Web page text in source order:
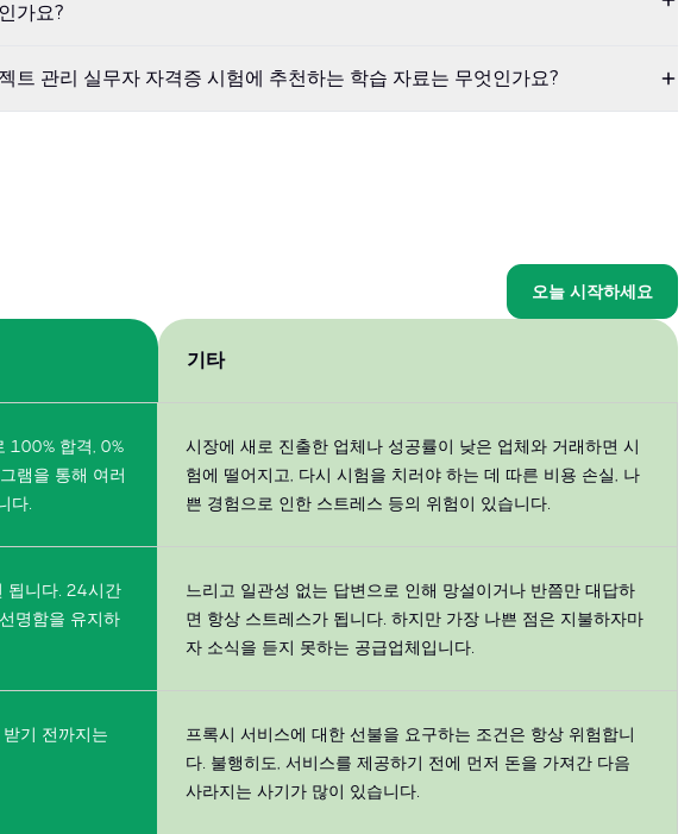
가요?
트 관리 실무자 자격증 시험에 추천하는 학습 자료는 무엇인가요?
오늘 시작하세요
기타
100% 합격, 0%
램을 통해 여러
다.
시장에 새로 진출한 업체나 성공률이 낮은 업체와 거래하면 시
험에 떨어지고, 다시 시험을 치러야 하는 데 따른 비용 손실, 나
쁜 경험으로 인한 스트레스 등의 위험이 있습니다.
됩니다. 24시간
명함을 유지하
느리고 일관성 없는 답변으로 인해 망설이거나 반쯤만 대답하
면 항상 스트레스가 됩니다. 하지만 가장 나쁜 점은 지불하자마
자 소식을 듣지 못하는 공급업체입니다.
기 전까지는
프록시 서비스에 대한 선불을 요구하는 조건은 항상 위험합니
다. 불행히도, 서비스를 제공하기 전에 먼저 돈을 가져간 다음
사라지는 사기가 많이 있습니다.